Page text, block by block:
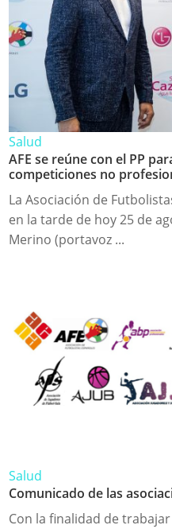
Salud
AFE se reúne con el PP
competiciones no
La Asociación de
en la tarde de hoy 25 de
Merino (portavoz ...
Salud
Comunicado de las
Con la finalidad de